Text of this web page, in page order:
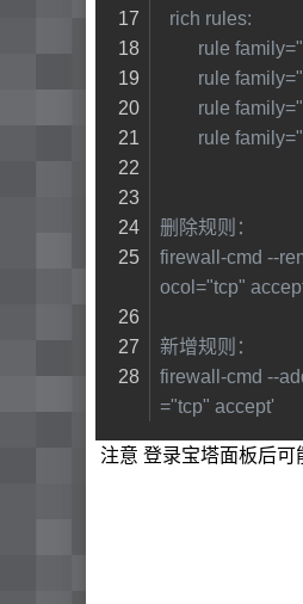
  rich rules:
rule
rule
rule
rule
删除规则：
firewall-cmd --
ocol="tcp"
新增规则：
firewall-cmd --
="tcp" accept'
注意 登录宝塔面板后可